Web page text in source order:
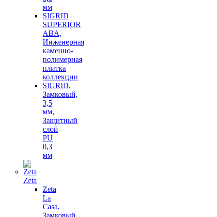
мм
SIGRID
SUPERIOR
ABA,
Инженерная
каменно-
полимерная
плитка
коллекции
SIGRID,
Замковый,
3,5
мм,
Защитный
слой
PU
0,3
мм
Zeta
Zeta
La
Casa,
Замковый,